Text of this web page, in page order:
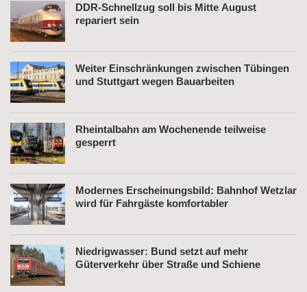
DDR-Schnellzug soll bis Mitte August
repariert sein
Weiter Einschränkungen zwischen Tübingen
und Stuttgart wegen Bauarbeiten
Rheintalbahn am Wochenende teilweise
gesperrt
Modernes Erscheinungsbild: Bahnhof Wetzlar
wird für Fahrgäste komfortabler
Niedrigwasser: Bund setzt auf mehr
Güterverkehr über Straße und Schiene